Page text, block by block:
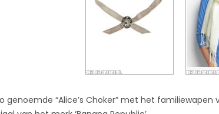
genoemde “Alice’s Choker” met het familiewapen